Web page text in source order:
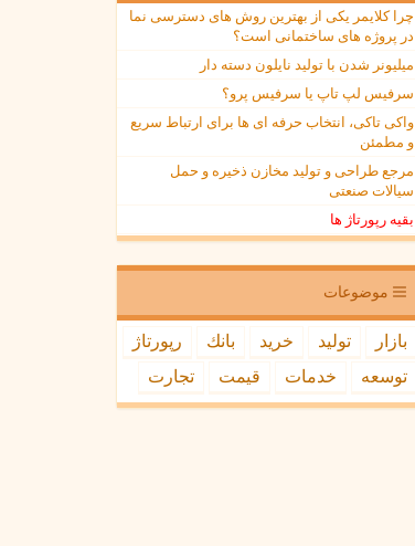
چرا کلایمر یکی از بهترین روش های دسترسی نما
در پروژه های ساختمانی است؟
میلیونر شدن با تولید نایلون دسته دار
سرفیس لپ تاپ یا سرفیس پرو؟
واکی تاکی، انتخاب حرفه ای ها برای ارتباط سریع
و مطمئن
مرجع طراحی و تولید مخازن ذخیره و حمل
سیالات صنعتی
بقیه رپورتاژ ها
موضوعات
بازار تولید خرید بانك
رپورتاژ
توسعه
خدمات قیمت تجارت